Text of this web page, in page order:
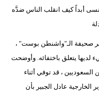
أبراج
سيارات
صحيفة الـ"واشنطن بوست" ،
يتعلق باختفائه. وأوضحت
، قد توفي أثناء
الخارجية عادل الجبير بأن